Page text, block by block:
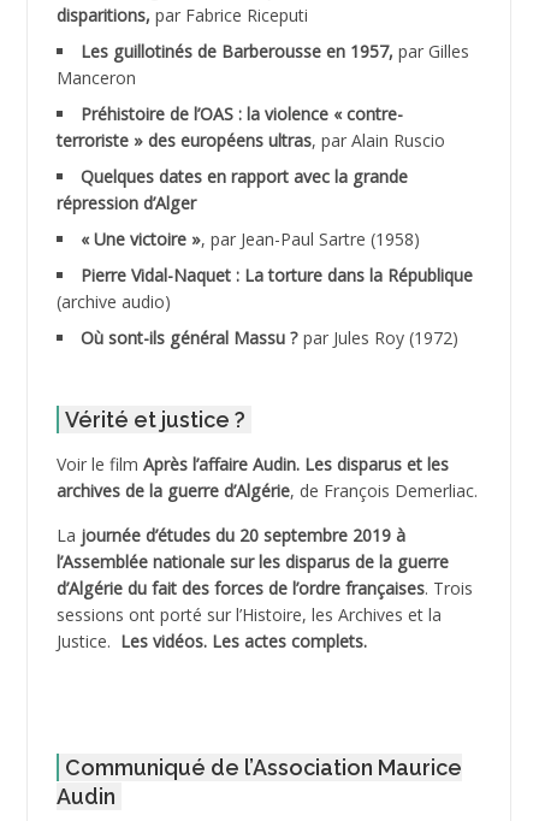
ADANE Ramdane *
ADDAD
ADDALA Boualem*
ADDANE
ADDECHE Rachid
ADELIOUAT Vve AIT SAADA
ADJANI Khaled
ADJAOUT
ADNI Mohamed Akli
ADOUL Arab *
AGOULMINE
disparitions, par Fabrice Riceputi
Les guillotinés de Barberousse en 1957, par Gilles
Manceron
Préhistoire de l’OAS : la violence « contre-
terroriste » des européens ultras, par Alain Ruscio
Quelques dates en rapport avec la grande
répression d’Alger
« Une victoire », par Jean-Paul Sartre (1958)
Pierre Vidal-Naquet : La torture dans la République
(archive audio)
Où sont-ils général Massu ? par Jules Roy (1972)
Vérité et justice ?
Voir le film Après l’affaire Audin. Les disparus et les
archives de la guerre d’Algérie, de François Demerliac.
La journée d’études du 20 septembre 2019 à
l’Assemblée nationale sur les disparus de la guerre
d’Algérie du fait des forces de l’ordre françaises. Trois
sessions ont porté sur l’Histoire, les Archives et la
Justice. Les vidéos. Les actes complets.
Communiqué de l’Association Maurice
Audin